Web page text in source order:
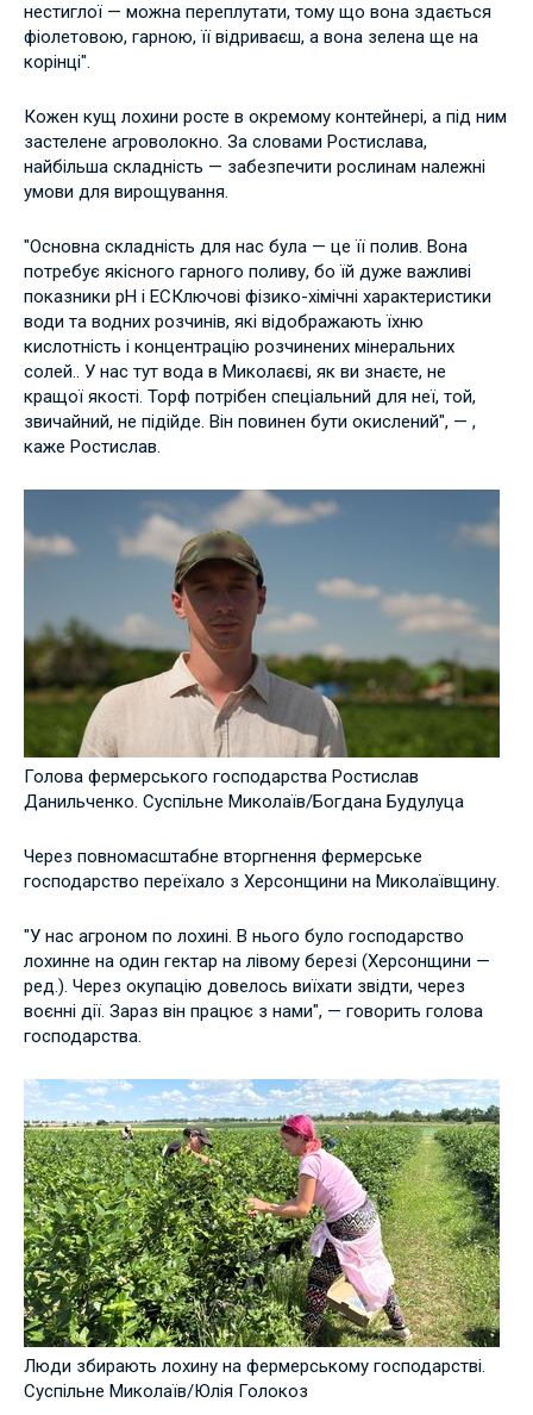
нестиглої — можна переплутати, тому що вона здається
фіолетовою, гарною, її відриваєш, а вона зелена ще на
корінці".
Кожен кущ лохини росте в окремому контейнері, а під ним
застелене агроволокно. За словами Ростислава,
найбільша складність — забезпечити рослинам належні
умови для вирощування.
"Основна складність для нас була — це її полив. Вона
потребує якісного гарного поливу, бо їй дуже важливі
показники pH і ECКлючові фізико-хімічні характеристики
води та водних розчинів, які відображають їхню
кислотність і концентрацію розчинених мінеральних
солей.. У нас тут вода в Миколаєві, як ви знаєте, не
кращої якості. Торф потрібен спеціальний для неї, той,
звичайний, не підійде. Він повинен бути окислений", — ,
каже Ростислав.
Голова фермерського господарства Ростислав
Данильченко. Суспільне Миколаїв/Богдана Будулуца
Через повномасштабне вторгнення фермерське
господарство переїхало з Херсонщини на Миколаївщину.
"У нас агроном по лохині. В нього було господарство
лохинне на один гектар на лівому березі (Херсонщини —
ред.). Через окупацію довелось виїхати звідти, через
воєнні дії. Зараз він працює з нами", — говорить голова
господарства.
Люди збирають лохину на фермерському господарстві.
Суспільне Миколаїв/Юлія Голокоз